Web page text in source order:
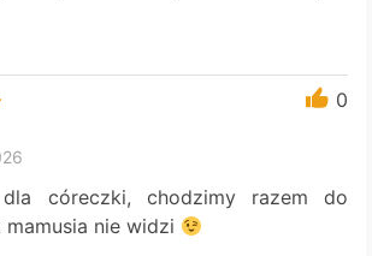
0
dla córeczki, chodzimy razem do
mamusia nie widzi